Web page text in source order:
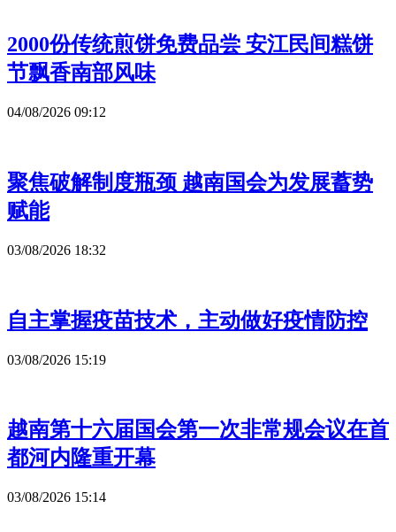
2000份传统煎饼免费品尝 安江民间糕饼
节飘香南部风味
04/08/2026 09:12
聚焦破解制度瓶颈 越南国会为发展蓄势
赋能
03/08/2026 18:32
自主掌握疫苗技术，主动做好疫情防控
03/08/2026 15:19
越南第十六届国会第一次非常规会议在首
都河内隆重开幕
03/08/2026 15:14